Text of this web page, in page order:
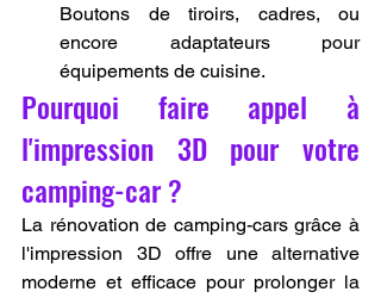
Boutons de tiroirs, cadres, ou
encore adaptateurs pour
équipements de cuisine.
Pourquoi faire appel à
l'impression 3D pour votre
camping-car ?
La rénovation de camping-cars grâce à
l'impression 3D offre une alternative
moderne et efficace pour prolonger la